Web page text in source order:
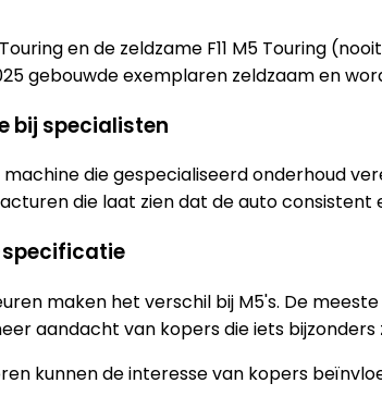
Touring en de zeldzame F11 M5 Touring
gebouwde exemplaren zeldzaam en
bij specialisten
machine die gespecialiseerd onderhoud
die laat zien dat de auto consistent
maken het verschil bij M5's. De
aandacht van kopers die iets bijzonders
kunnen de interesse van kopers